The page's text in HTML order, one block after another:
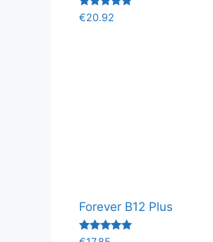
Valorado
€20.92
Forever B12 Plus
Valorado